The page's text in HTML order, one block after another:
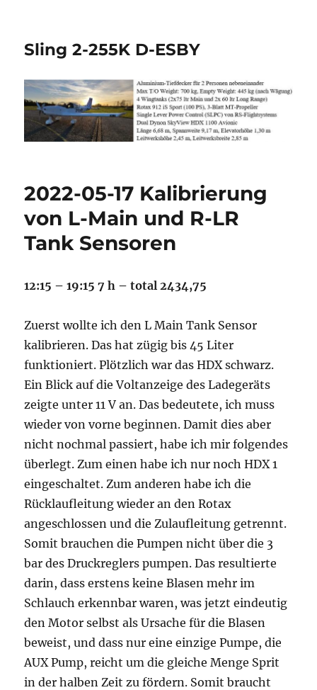
Sling 2-255K D-ESBY
2022-05-17 Kalibrierung
von L-Main und R-LR
Tank Sensoren
12:15 – 19:15 7 h – total 2434,75
Zuerst wollte ich den L Main Tank Sensor
kalibrieren. Das hat zügig bis 45 Liter
funktioniert. Plötzlich war das HDX schwarz.
Ein Blick auf die Voltanzeige des Ladegeräts
zeigte unter 11 V an. Das bedeutete, ich muss
wieder von vorne beginnen. Damit dies aber
nicht nochmal passiert, habe ich mir folgendes
überlegt. Zum einen habe ich nur noch HDX 1
eingeschaltet. Zum anderen habe ich die
Rücklaufleitung wieder an den Rotax
angeschlossen und die Zulaufleitung getrennt.
Somit brauchen die Pumpen nicht über die 3
bar des Druckreglers pumpen. Das resultierte
darin, dass erstens keine Blasen mehr im
Schlauch erkennbar waren, was jetzt eindeutig
den Motor selbst als Ursache für die Blasen
beweist, und dass nur eine einzige Pumpe, die
AUX Pump, reicht um die gleiche Menge Sprit
in der halben Zeit zu fördern. Somit braucht